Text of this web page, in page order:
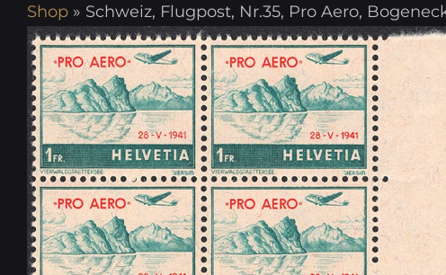
Shop » Schweiz, Flugpost, Nr.35, Pro Aero,